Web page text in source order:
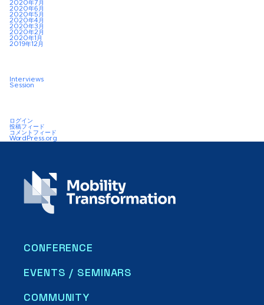
2020年7月
2020年6月
2020年5月
2020年4月
2020年3月
2020年2月
2020年1月
2019年12月
Interviews
Session
ログイン
投稿フィード
コメントフィード
WordPress.org
CONFERENCE
EVENTS / SEMINARS
COMMUNITY